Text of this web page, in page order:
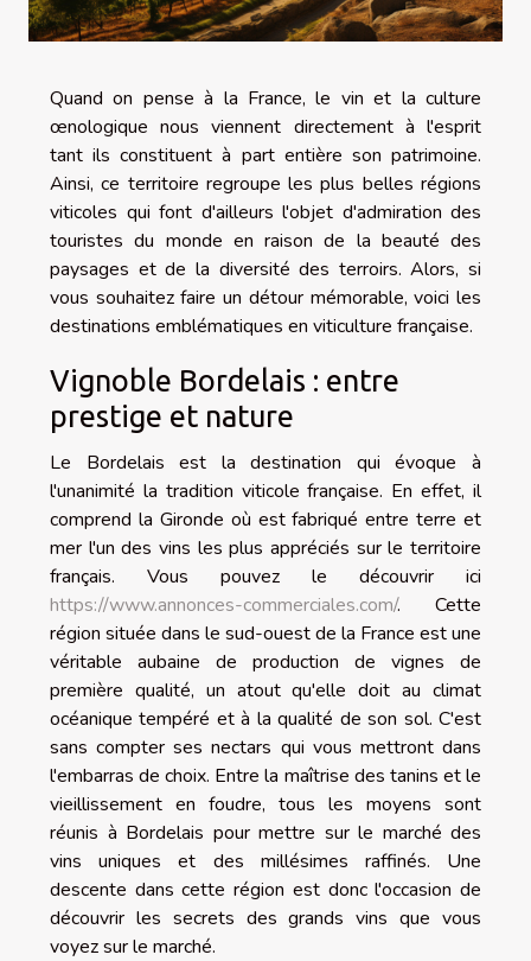
Quand on pense à la France, le vin et la culture
œnologique nous viennent directement à l'esprit
tant ils constituent à part entière son patrimoine.
Ainsi, ce territoire regroupe les plus belles régions
viticoles qui font d'ailleurs l'objet d'admiration des
touristes du monde en raison de la beauté des
paysages et de la diversité des terroirs. Alors, si
vous souhaitez faire un détour mémorable, voici les
destinations emblématiques en viticulture française.
Vignoble Bordelais : entre
prestige et nature
Le Bordelais est la destination qui évoque à
l'unanimité la tradition viticole française. En effet, il
comprend la Gironde où est fabriqué entre terre et
mer l'un des vins les plus appréciés sur le territoire
français. Vous pouvez le découvrir ici
https://www.annonces-commerciales.com/. Cette
région située dans le sud-ouest de la France est une
véritable aubaine de production de vignes de
première qualité, un atout qu'elle doit au climat
océanique tempéré et à la qualité de son sol. C'est
sans compter ses nectars qui vous mettront dans
l'embarras de choix. Entre la maîtrise des tanins et le
vieillissement en foudre, tous les moyens sont
réunis à Bordelais pour mettre sur le marché des
vins uniques et des millésimes raffinés. Une
descente dans cette région est donc l'occasion de
découvrir les secrets des grands vins que vous
voyez sur le marché.